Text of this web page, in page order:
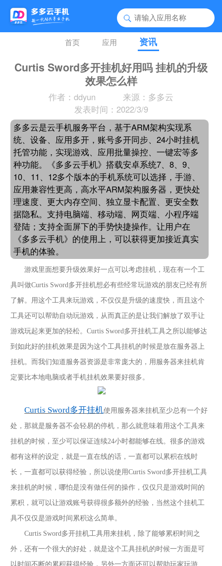
首页 应用 资讯
Curtis Sword多开挂机好用吗 挂机的升级
效果怎么样
作者：ddyun
来源：多多云
发表时间：2022/3/9
多多云是云手机服务平台，基于ARM架构实现系
统、设备、应用多开，账号多开同步、24小时挂机
托管功能，实现游戏、应用批量操控、一键宏等多
种功能。《多多云手机》搭载安卓系统7、8、9、
10、11、12多个版本的手机系统可以选择，手游、
应用兼容性更高，高水平ARM架构服务器，更快处
理速度、更大内存空间、独立显卡配置、更安全数
据隐私。支持电脑端、移动端、网页端、小程序端
登陆；支持全面屏下的手势快捷操作。让用户在
《多多云手机》的使用上，可以获得更加接近真实
手机的体验。
游戏里面想要升级效果好一点可以考虑挂机，现在有一个工
具叫做Curtis Sword多开挂机想必有些经常玩游戏的朋友已经有所
了解。用这个工具来玩游戏，不仅仅是升级的速度快，而且这个
工具还可以帮助自动玩游戏，从而真正的是让我们解放了双手让
游戏玩起来更加的轻松。Curtis Sword多开挂机工具之所以能够达
到如此好的挂机效果是因为这个工具挂机的时候是放在服务器上
挂机。而我们知道服务器资源是非常庞大的，用服务器来挂机肯
定要比本地电脑或者手机挂机效果要好很多。
Curtis Sword多开挂机使用服务器来挂机至少总有一个好
处，那就是服务器不会轻易的停机，那么就意味着用这个工具来
挂机的时候，至少可以保证连续24小时都能够在线。很多的游戏
都有这样的设定，就是一直在线的话，一直都可以累积在线时
长，一直都可以获得经验，所以说使用Curtis Sword多开挂机工具
来挂机的时候，哪怕是没有做任何的操作，仅仅只是游戏时间的
累积，就可以让游戏账号获得很多额外的经验，当然这个挂机工
具不仅仅是游戏时间累积这么简单。
Curtis Sword多开挂机工具用来挂机，除了能够累积时间之
外，还有一个很大的好处，就是这个工具挂机的时候一方面是可
以时间不断的累积获得经验，另外一方面还可以帮助玩家玩游